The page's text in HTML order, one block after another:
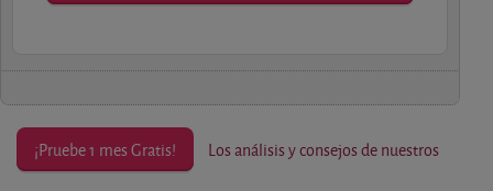
¡Pruebe 1 mes Gratis! Los análisis y consejos de nuestros